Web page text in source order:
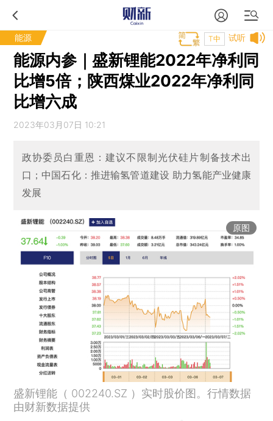
能源 试听
T中
能源内参｜盛新锂能2022年净利同
比增5倍；陕西煤业2022年净利同
比增六成
2023年03月07日 10:21
政协委员白重恩：建议不限制光伏硅片制备技术出
口；中国石化：推进输氢管道建设 助力氢能产业健康
发展
原图
盛新锂能（ 002240.SZ ）实时股价图。行情数据
由财新数据提供